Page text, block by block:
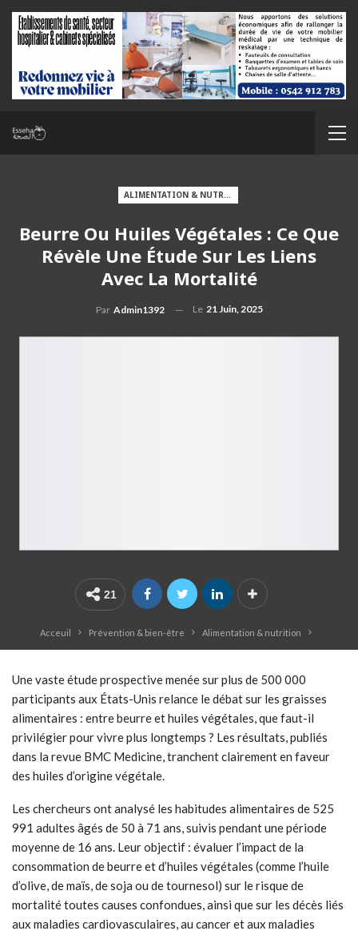
ALIMENTATION & NUTRITION
Beurre Ou Huiles Végétales : Ce Que
Révèle Une Étude Sur Les Liens
Avec La Mortalité
Par Admin1392 Le 21 Juin, 2025
21
Acceuil Prévention & bien-être Alimentation & nutrition
Une vaste étude prospective menée sur plus de 500 000
participants aux États-Unis relance le débat sur les graisses
alimentaires : entre beurre et huiles végétales, que faut-il
privilégier pour vivre plus longtemps ? Les résultats, publiés
dans la revue BMC Medicine, tranchent clairement en faveur
des huiles d’origine végétale.
Les chercheurs ont analysé les habitudes alimentaires de 525
991 adultes âgés de 50 à 71 ans, suivis pendant une période
moyenne de 16 ans. Leur objectif : évaluer l’impact de la
consommation de beurre et d’huiles végétales (comme l’huile
d’olive, de maïs, de soja ou de tournesol) sur le risque de
mortalité toutes causes confondues, ainsi que sur les décès liés
aux maladies cardiovasculaires, au cancer et aux maladies